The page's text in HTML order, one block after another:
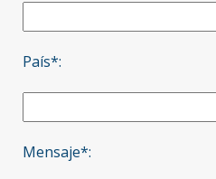
País*:
Mensaje*: